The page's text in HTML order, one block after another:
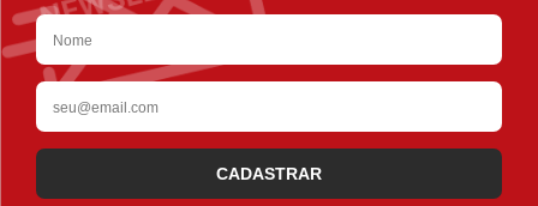
CADASTRAR